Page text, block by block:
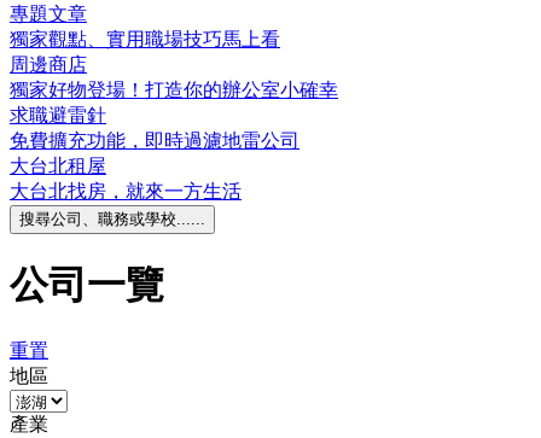
專題文章
獨家觀點、實用職場技巧馬上看
周邊商店
獨家好物登場！打造你的辦公室小確幸
求職避雷針
免費擴充功能，即時過濾地雷公司
大台北租屋
大台北找房，就來一方生活
搜尋公司、職務或學校......
公司一覽
重置
地區
產業